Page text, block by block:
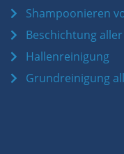
Shampoonieren
Beschichtung
Hallenreinigung
Grundreinigung